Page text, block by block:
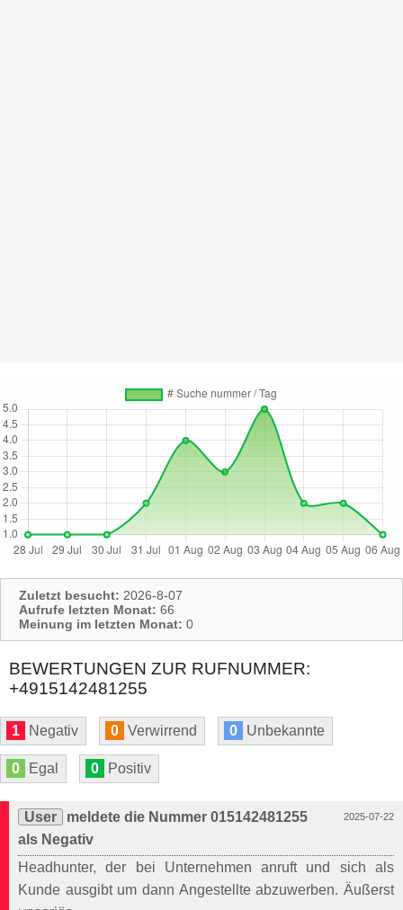
Zuletzt besucht: 2026-8-07
Aufrufe letzten Monat: 66
Meinung im letzten Monat: 0
BEWERTUNGEN ZUR RUFNUMMER:
+4915142481255
1 Negativ 0 Verwirrend 0 Unbekannte
0 Egal 0 Positiv
2025-07-22
User
meldete die Nummer 015142481255
als Negativ
Headhunter, der bei Unternehmen anruft und sich als
Kunde ausgibt um dann Angestellte abzuwerben. Äußerst